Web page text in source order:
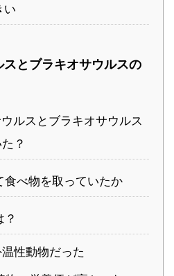
い
スとブラキオサウルスの
ルスとブラキオサウルス
？
食べ物を取っていたか
？
性動物だった